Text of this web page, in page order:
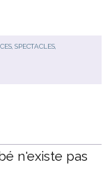
SPECTACLES,
n'existe pas